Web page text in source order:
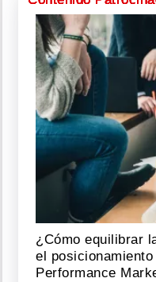
¿Cómo equilibrar
el
Performance